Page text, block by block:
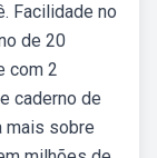
Facilidade no
de 20
com 2
caderno de
mais sobre